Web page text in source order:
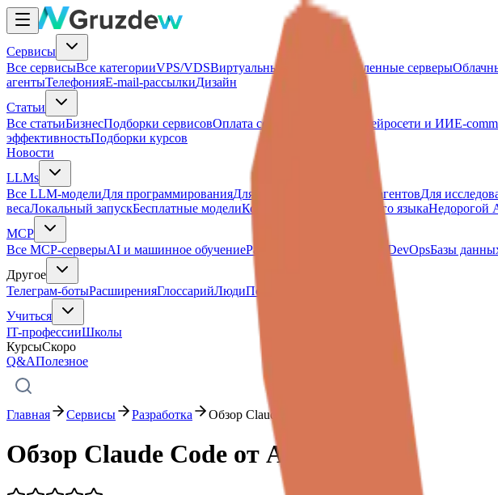
Сервисы
Все сервисыВсе категорииVPS/VDSВиртуальный хостинг Выделенные серверы
агентыТелефонияE-mail-рассылкиДизайн
Статьи
Все статьиБизнесПодборки сервисовОплата сервисов Нейросети и ИИE-
эффективностьПодборки курсов
Новости
LLMs
Все LLM-моделиДля программированияДля рассуждений Для ИИ-агентовДля
весаЛокальный запускБесплатные моделиКонтекст 1M+ Для русского языкаНедорогой
MCP
Все MCP-серверыAI и машинное обучениеРазработка Cloud и DevOpsБазы
Другое
Телеграм-ботыРасширенияГлоссарийЛюдиПодбор аналогов
Учиться
IT-профессииШколы
КурсыСкоро
Q&AПолезное
Главная Сервисы Разработка Обзор Claude Code от Anthropic
Обзор Claude Code от Anthropic